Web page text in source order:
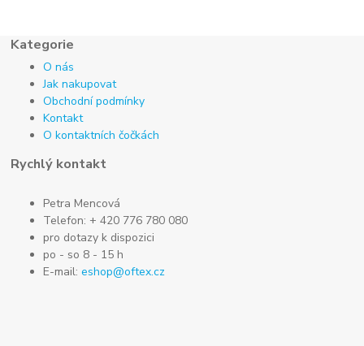
Kategorie
O nás
Jak nakupovat
Obchodní podmínky
Kontakt
O kontaktních čočkách
Rychlý kontakt
Petra Mencová
Telefon: + 420 776 780 080
pro dotazy k dispozici
po - so 8 - 15 h
E-mail:eshop@oftex.cz